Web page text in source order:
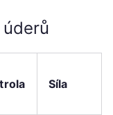
Síla